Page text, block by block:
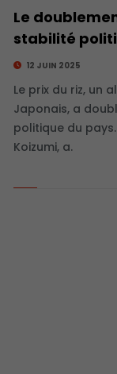
Le
stabilité
12 JUIN 2025
Le prix du riz, un
Japonais, a
politique du pays.
Koizumi, a.